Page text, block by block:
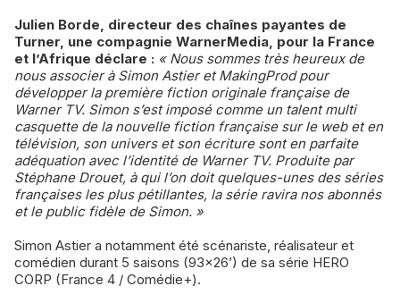
Julien Borde, directeur des chaînes payantes de
Turner, une compagnie WarnerMedia, pour la France
et l’Afrique déclare : « Nous sommes très heureux de
nous associer à Simon Astier et MakingProd pour
développer la première fiction originale française de
Warner TV. Simon s’est imposé comme un talent multi
casquette de la nouvelle fiction française sur le web et en
télévision, son univers et son écriture sont en parfaite
adéquation avec l’identité de Warner TV. Produite par
Stéphane Drouet, à qui l’on doit quelques-unes des séries
françaises les plus pétillantes, la série ravira nos abonnés
et le public fidèle de Simon. »
Simon Astier a notamment été scénariste, réalisateur et
comédien durant 5 saisons (93x26’) de sa série HERO
CORP (France 4 / Comédie+).